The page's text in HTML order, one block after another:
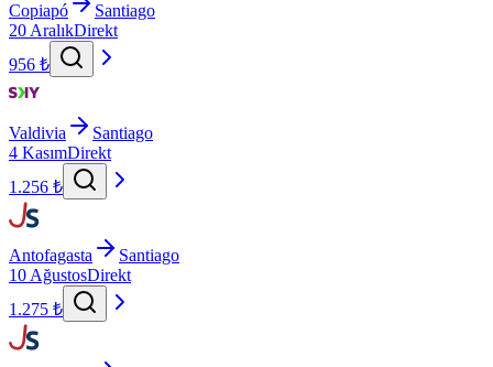
Copiapó
Santiago
20 AralıkDirekt
956 ₺
Valdivia
Santiago
4 KasımDirekt
1.256 ₺
Antofagasta
Santiago
10 AğustosDirekt
1.275 ₺